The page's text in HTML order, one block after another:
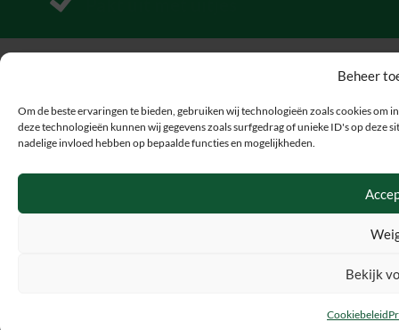
Beheer
Om de beste ervaringen te bieden, gebruiken wij technologieën zoals cookies om
deze technologieën kunnen wij gegevens zoals surfgedrag of unieke ID's op deze
nadelige invloed hebben op bepaalde functies en mogelijkheden.
Bekijk
Cookiebeleid